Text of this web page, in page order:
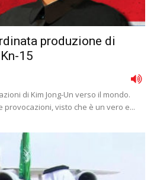
produzione di
15
di Kim Jong-Un verso il mondo.
visto che è un vero e...